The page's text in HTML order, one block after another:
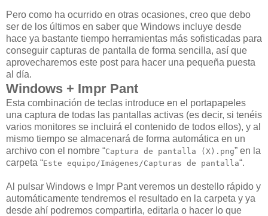
Pero como ha ocurrido en otras ocasiones, creo que debo
ser de los últimos en saber que Windows incluye desde
hace ya bastante tiempo herramientas más sofisticadas para
conseguir capturas de pantalla de forma sencilla, así que
aprovecharemos este post para hacer una pequeña puesta
al día.
Windows + Impr Pant
Esta combinación de teclas introduce en el portapapeles
una captura de todas las pantallas activas (es decir, si tenéis
varios monitores se incluirá el contenido de todos ellos), y al
mismo tiempo se almacenará de forma automática en un
archivo con el nombre “Captura de pantalla (X).png” en la
carpeta “Este equipo/Imágenes/Capturas de pantalla“.
Al pulsar Windows e Impr Pant veremos un destello rápido y
automáticamente tendremos el resultado en la carpeta y ya
desde ahí podremos compartirla, editarla o hacer lo que